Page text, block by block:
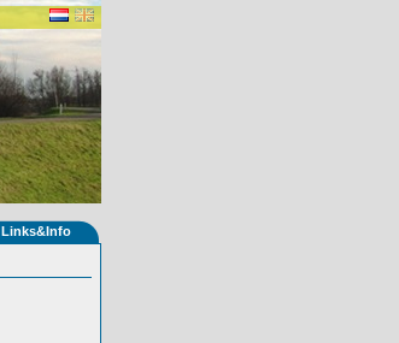
Links&Info